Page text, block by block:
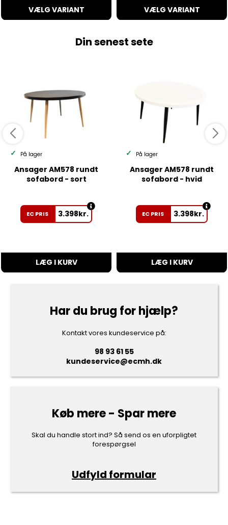
VÆLG VARIANT VÆLG VARIANT
Din senest sete
På lager
Ansager AM578 rundt
sofabord - sort
EC PRIS 3.398kr.
LÆG I KURV
På lager
Ansager AM578 rundt
sofabord - hvid
EC PRIS 3.398kr.
LÆG I KURV
Har du brug for hjælp?
Kontakt vores kundeservice på:
98 93 61 55
kundeservice@ecmh.dk
Køb mere - Spar mere
Skal du handle stort ind? Så send os en uforpligtet
forespørgsel
Udfyld formular